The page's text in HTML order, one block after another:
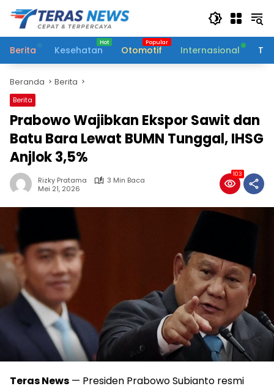
Langsung
konten
Berita
Kesehatan Otomotif Internasional
Beranda Berita
Berita
Prabowo Wajibkan Ekspor Sawit dan
Batu Bara Lewat BUMN Tunggal, IHSG
Anjlok 3,5%
Rizky Pratama
3 Min Baca
Mei 21, 2026
103
Teras News — Presiden Prabowo Subianto resmi